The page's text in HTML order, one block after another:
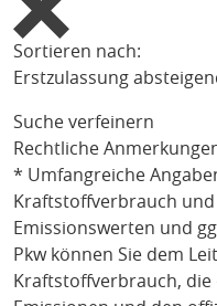
Sortieren nach:
Erstzulassung
Suche verfeinern
Rechtliche
* Umfangreiche
Kraftstoffverbrauch und
Emissionswerten und
Pkw können Sie dem
Kraftstoffverbrauch, die